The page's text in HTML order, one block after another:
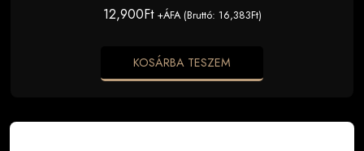
12,900Ft +ÁFA (Bruttó: 16,383Ft)
KOSÁRBA TESZEM